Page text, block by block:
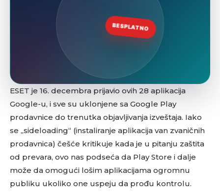
ESET je 16. decembra prijavio ovih 28 aplikacija
Google-u, i sve su uklonjene sa Google Play
prodavnice do trenutka objavljivanja izveštaja. Iako
se „sideloading“ (instaliranje aplikacija van zvaničnih
prodavnica) češće kritikuje kada je u pitanju zaštita
od prevara, ovo nas podseća da Play Store i dalje
može da omogući lošim aplikacijama ogromnu
publiku ukoliko one uspeju da prođu kontrolu.